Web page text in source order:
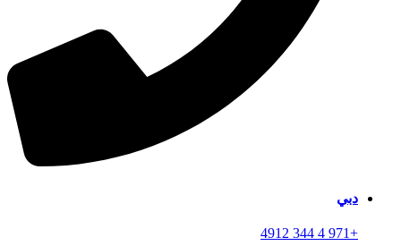
دبي
+971 4 344 4912